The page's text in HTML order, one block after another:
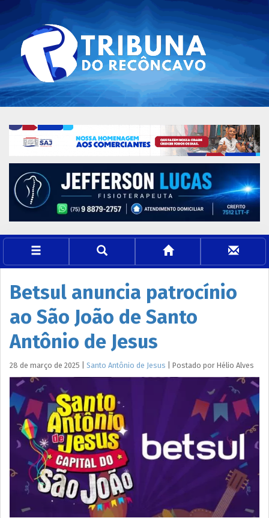
Betsul anuncia patrocínio
ao São João de Santo
Antônio de Jesus
28 de março de 2025 Santo Antônio de Jesus Postado por Hélio Alves